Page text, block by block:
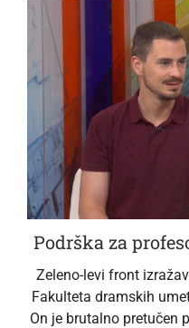
Podrška za
Zeleno-levi front
Fakulteta dramskih
On je brutalno pretučen